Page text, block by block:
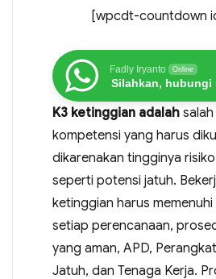
[wpcdt-countdown
Fadly Iryanto Online
Silahkan, hubungi
K3 ketinggian adalahsalah
kompetensi yang harus
dikarenakan tingginya
seperti potensi jatuh.
ketinggian harus
setiap perencanaan,
yang aman, APD,
Jatuh, dan Tenaga Kerja.